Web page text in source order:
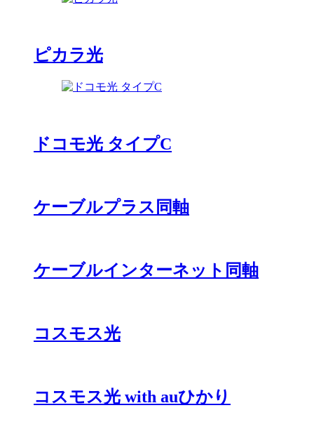
ピカラ光
ドコモ光 タイプC
ケーブルプラス同軸
ケーブルインターネット同軸
コスモス光
コスモス光 with auひかり